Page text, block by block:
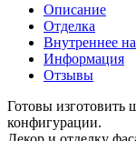
Описание
Отделка
Внутреннее
Информация
Отзывы
Готовы изготовить
конфигурации.